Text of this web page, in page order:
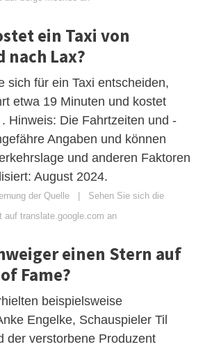
ein Taxi von
nach Lax?
sich für ein Taxi entscheiden,
etwa 19 Minuten und kostet
Hinweis: Die Fahrtzeiten und -
Angaben und können
und anderen Faktoren
August 2024.
der Quelle | Sehen Sie sich die
auf translate.google.com an
einen Stern auf
Fame?
beispielsweise
Engelke, Schauspieler Til
der verstorbene Produzent